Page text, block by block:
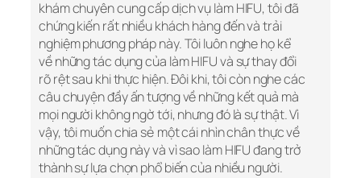
khám chuyên cung cấp dịch vụ làm HIFU, tôi đã
chứng kiến rất nhiều khách hàng đến và trải
nghiệm phương pháp này. Tôi luôn nghe họ kể
về những tác dụng của làm HIFU và sự thay đổi
rõ rệt sau khi thực hiện. Đôi khi, tôi còn nghe các
câu chuyện đầy ấn tượng về những kết quả mà
mọi người không ngờ tới, nhưng đó là sự thật. Vì
vậy, tôi muốn chia sẻ một cái nhìn chân thực về
những tác dụng này và vì sao làm HIFU đang trở
thành sự lựa chọn phổ biến của nhiều người.